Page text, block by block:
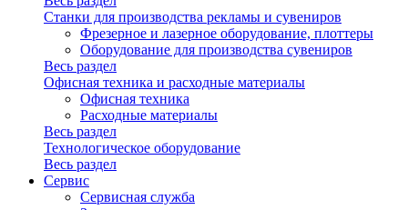
Станки для производства рекламы и сувениров
Фрезерное и лазерное оборудование, плоттеры
Оборудование для производства сувениров
Весь раздел
Офисная техника и расходные материалы
Офисная техника
Расходные материалы
Весь раздел
Технологическое оборудование
Весь раздел
Сервис
Сервисная служба